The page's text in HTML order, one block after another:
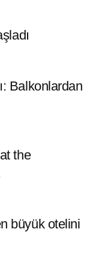
Balkonlardan
the
büyük otelini